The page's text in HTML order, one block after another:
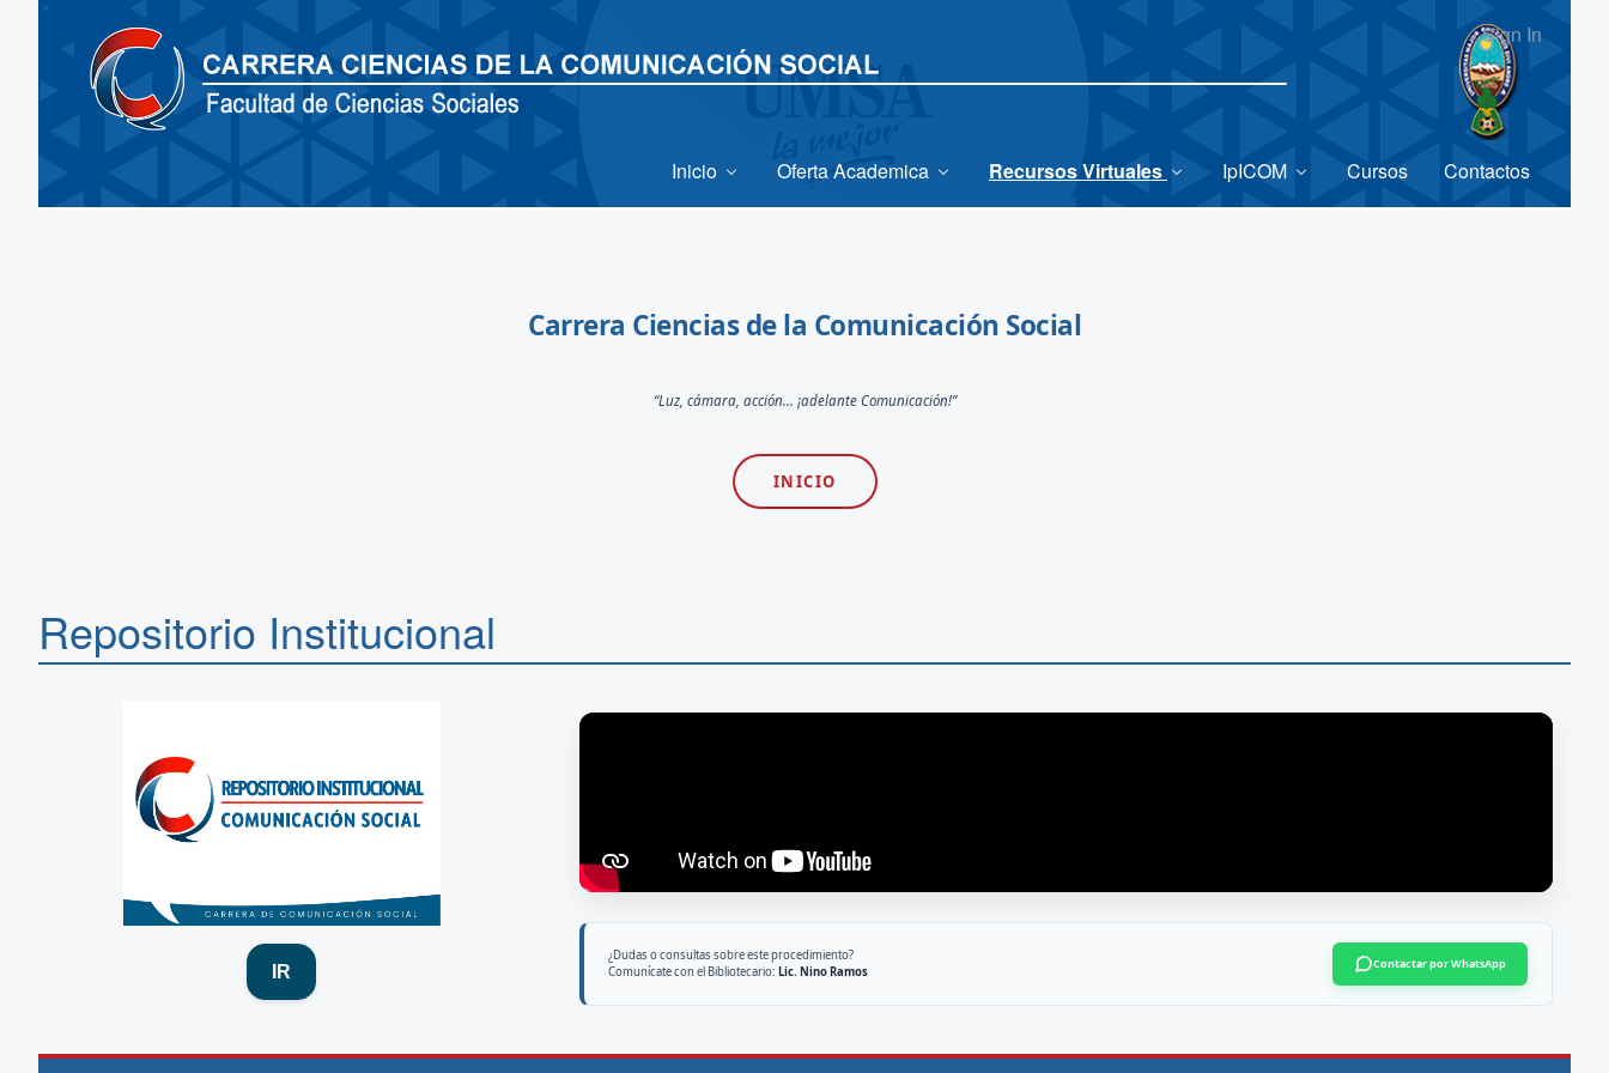
Sign In
Inicio Oferta Academica Recursos Virtuales IpICOM Cursos Contactos
Carrera Ciencias de la Comunicación Social
“Luz, cámara, acción... ¡adelante Comunicación!”
INICIO
Repositorio Institucional
IR
¿Dudas o consultas sobre este procedimiento?
Comunícate con el Bibliotecario: Lic. Nino Ramos
Contactar por WhatsApp